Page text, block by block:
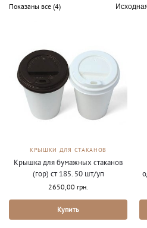
Показаны все (4)
КРЫШКИ ДЛЯ СТАКАНОВ
Крышка для бумажных стаканов
(гор) ст 185. 50 шт/уп
2650,00 грн.
Купить